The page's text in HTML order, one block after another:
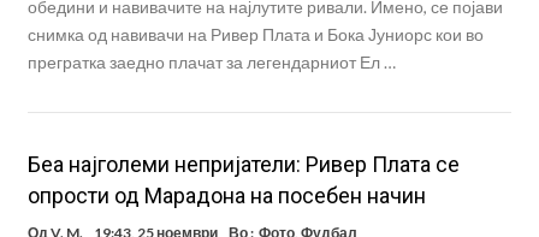
обедини и навивачите на најлутите ривали. Имено, се појави
снимка од навивачи на Ривер Плата и Бока Јуниорс кои во
прегратка заедно плачат за легендарниот Ел …
Беа најголеми непријатели: Ривер Плата се
опрости од Марадона на посебен начин
Од V. M. 19:43, 25 ноември Во : Фото, Фудбал